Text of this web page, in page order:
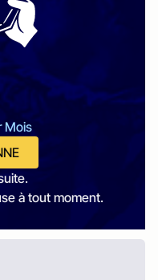
Mois
à tout moment.